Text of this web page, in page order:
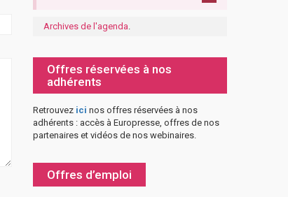
Archives de l'agenda.
Offres réservées à nos
adhérents
Retrouvez ici nos offres réservées à nos
adhérents : accès à Europresse, offres de nos
partenaires et vidéos de nos webinaires.
Offres d’emploi